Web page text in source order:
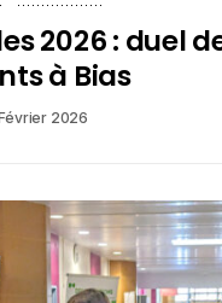
2026 : duel
à Bias
2026